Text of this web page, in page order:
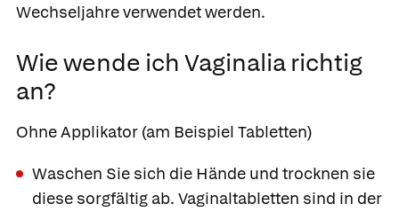
Wechseljahre verwendet werden.
Wie wende ich Vaginalia richtig
an?
Ohne Applikator (am Beispiel Tabletten)
Waschen Sie sich die Hände und trocknen sie
diese sorgfältig ab. Vaginaltabletten sind in der